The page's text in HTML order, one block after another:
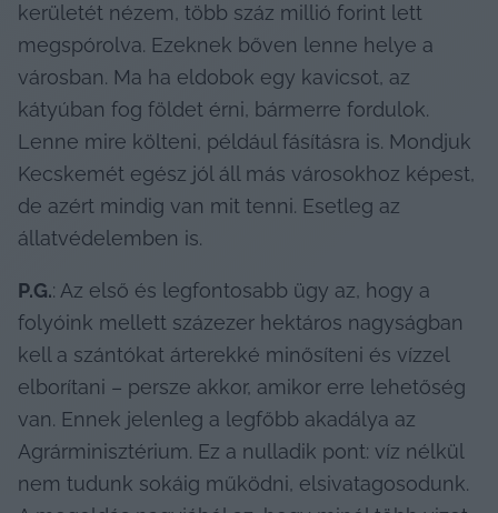
kerületét nézem, több száz millió forint lett
megspórolva. Ezeknek bőven lenne helye a
városban. Ma ha eldobok egy kavicsot, az
kátyúban fog földet érni, bármerre fordulok.
Lenne mire költeni, például fásításra is. Mondjuk
Kecskemét egész jól áll más városokhoz képest,
de azért mindig van mit tenni. Esetleg az
állatvédelemben is.
P.G.: Az első és legfontosabb ügy az, hogy a
folyóink mellett százezer hektáros nagyságban
kell a szántókat árterekké minősíteni és vízzel
elborítani – persze akkor, amikor erre lehetőség
van. Ennek jelenleg a legfőbb akadálya az
Agrárminisztérium. Ez a nulladik pont: víz nélkül
nem tudunk sokáig működni, elsivatagosodunk.